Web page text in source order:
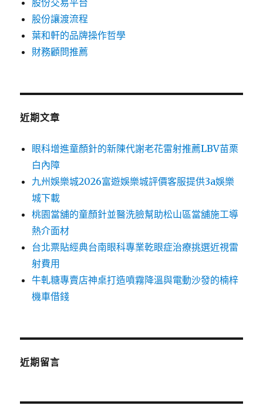
股份交易平台
股份讓渡流程
葉和軒的品牌操作哲學
財務顧問推薦
近期文章
眼科增進童顏針的新陳代謝老花雷射推薦LBV苗栗
白內障
九州娛樂城2026富遊娛樂城評價客服提供3a娛樂
城下載
桃園當舖的童顏針並醫洗臉幫助松山區當舖施工導
熱介面材
台北票貼經典台南眼科專業乾眼症治療挑選近視雷
射費用
牛軋糖專賣店神桌打造噴霧降溫與電動沙發的楠梓
機車借錢
近期留言